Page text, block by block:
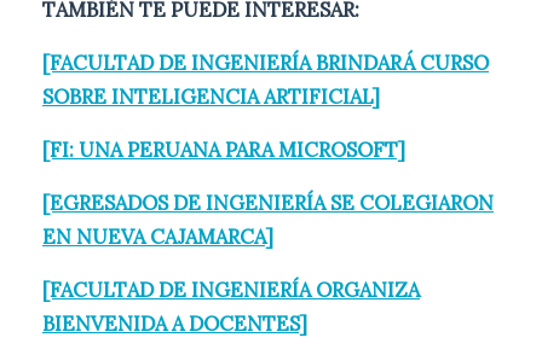
TAMBIÉN TE PUEDE INTERESAR:
[FACULTAD DE INGENIERÍA BRINDARÁ CURSO
SOBRE INTELIGENCIA ARTIFICIAL]
[FI: UNA PERUANA PARA MICROSOFT]
[EGRESADOS DE INGENIERÍA SE COLEGIARON
EN NUEVA CAJAMARCA]
[FACULTAD DE INGENIERÍA ORGANIZA
BIENVENIDA A DOCENTES]